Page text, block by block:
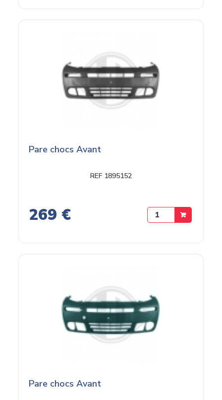
Pare chocs Avant
REF 1895152
269 €
Pare chocs Avant